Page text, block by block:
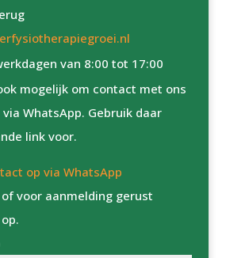
van 8:00 tot 17:00
mogelijk om contact met ons
WhatsApp. Gebruik daar
link voor.
op via WhatsApp
voor aanmelding gerust